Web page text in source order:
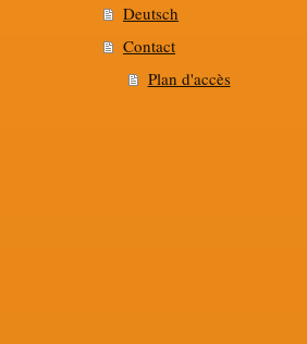
Deutsch
Contact
Plan d'accès